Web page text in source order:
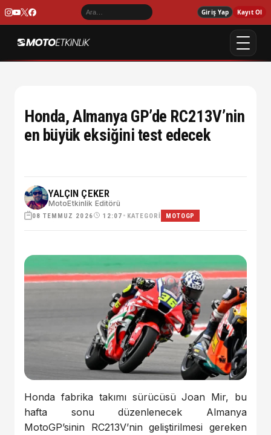
Giriş Yap Kayıt Ol
Honda, Almanya GP’de RC213V’nin
en büyük eksiğini test edecek
YALÇIN ÇEKER
MotoEtkinlik Editörü
08 TEMMUZ 2026 12:07 • KATEGORI MOTOGP
Honda fabrika takımı sürücüsü Joan Mir, bu
hafta sonu düzenlenecek Almanya
MotoGP’sinin RC213V’nin geliştirilmesi gereken